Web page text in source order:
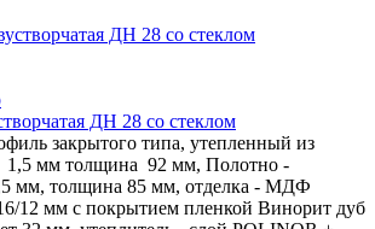
ДН 28 со стеклом
закрытого типа, утепленный из
1,5 мм толщина 92 мм, Полотно -
мм, толщина 85 мм, отделка - МДФ
12 мм с покрытием пленкой Винорит дуб